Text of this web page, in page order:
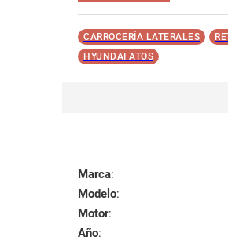
CARROCERÍA LATERALES
HYUNDAI ATOS
Marca:
Modelo:
Motor:
Año: